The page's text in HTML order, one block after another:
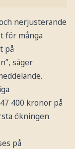
nerjusterande
för många
på
säger
400 kronor på
ökningen
på